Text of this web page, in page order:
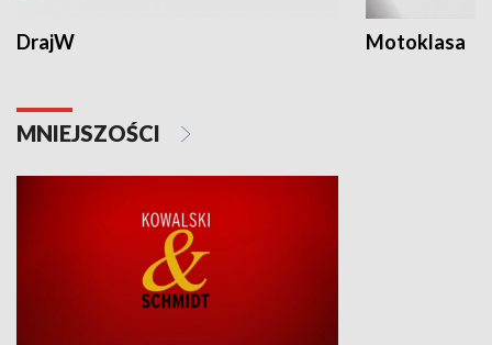
DrajW Motoklasa
MNIEJSZOŚCI